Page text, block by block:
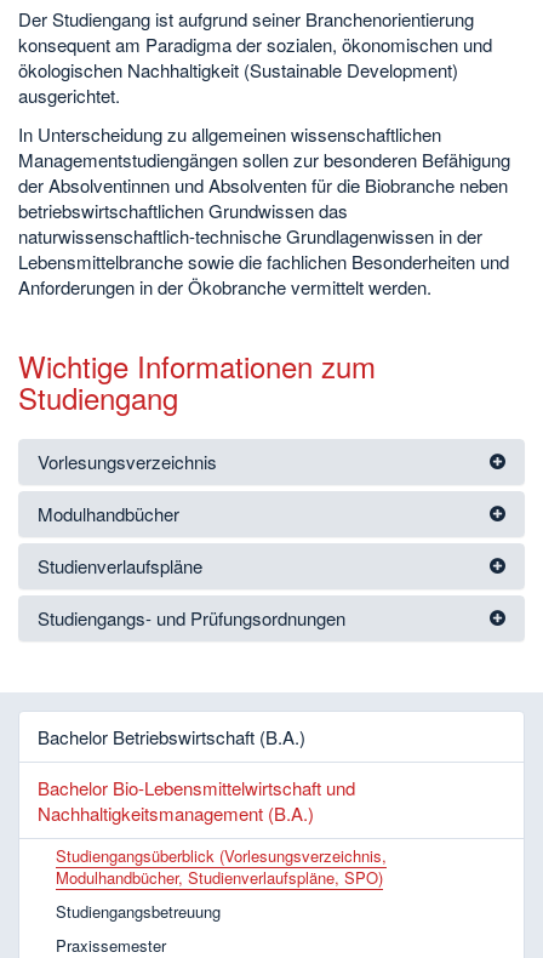
Der Studiengang ist aufgrund seiner Branchenorientierung
konsequent am Paradigma der sozialen, ökonomischen und
ökologischen Nachhaltigkeit (Sustainable Development)
ausgerichtet.
In Unterscheidung zu allgemeinen wissenschaftlichen
Managementstudiengängen sollen zur besonderen Befähigung
der Absolventinnen und Absolventen für die Biobranche neben
betriebswirtschaftlichen Grundwissen das
naturwissenschaftlich-technische Grundlagenwissen in der
Lebensmittelbranche sowie die fachlichen Besonderheiten und
Anforderungen in der Ökobranche vermittelt werden.
Wichtige Informationen zum
Studiengang
Vorlesungsverzeichnis
Modulhandbücher
Studienverlaufspläne
Studiengangs- und Prüfungsordnungen
Bachelor Betriebswirtschaft (B.A.)
Bachelor Bio-Lebensmittelwirtschaft und
Nachhaltigkeitsmanagement (B.A.)
Studiengangsüberblick (Vorlesungsverzeichnis,
Modulhandbücher, Studienverlaufspläne, SPO)
Studiengangsbetreuung
Praxissemester